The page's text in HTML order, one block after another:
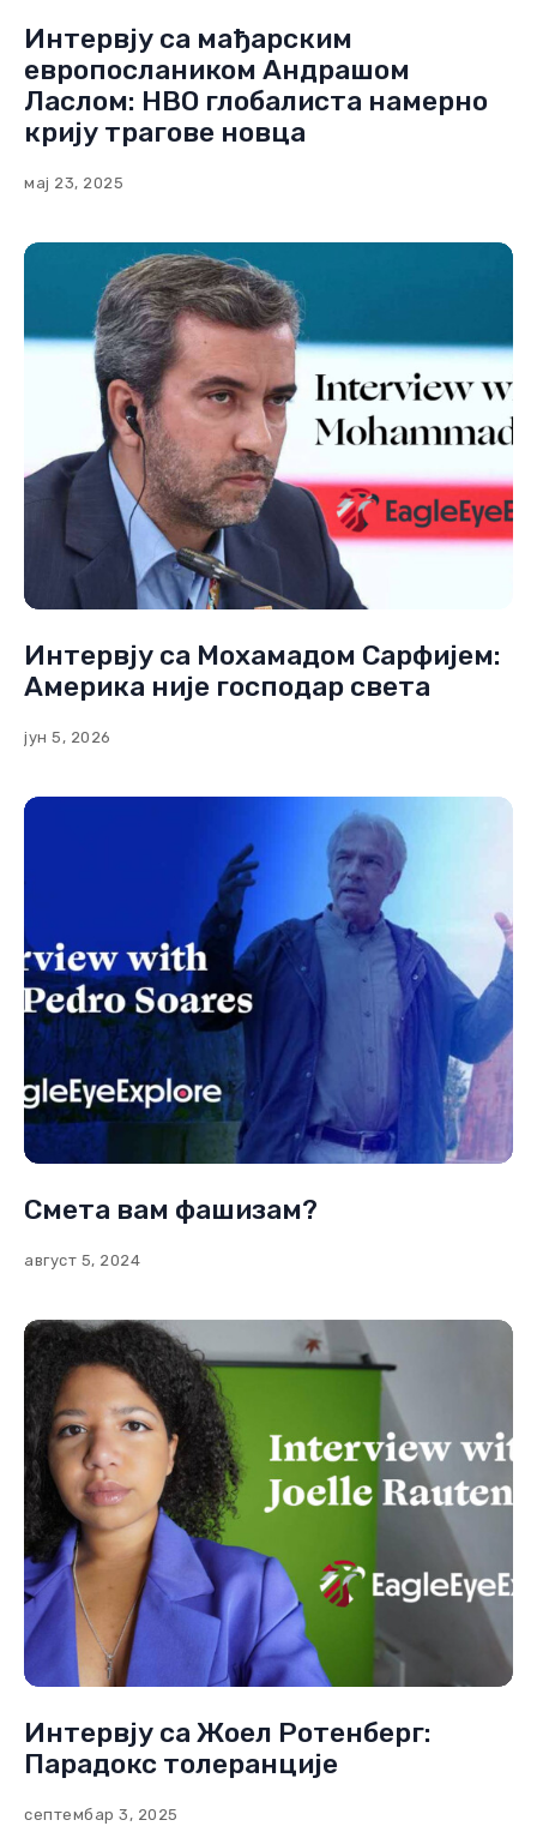
Интервју са мађарским
европослаником Андрашом
Ласлом: НВО глобалиста намерно
крију трагове новца
мај 23, 2025
Интервју са Мохамадом Сарфијем:
Америка није господар света
јун 5, 2026
Смета вам фашизам?
август 5, 2024
Интервју са Жоел Ротенберг:
Парадокс толеранције
септембар 3, 2025